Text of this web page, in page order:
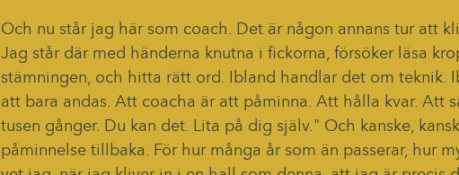
Och nu står jag här som coach. Det är någon annans tur att
Jag står där med händerna knutna i fickorna, försöker läsa
stämningen, och hitta rätt ord. Ibland handlar det om teknik.
att bara andas. Att coacha är att påminna. Att hålla kvar. Att
tusen gånger. Du kan det. Lita på dig själv." Och kanske,
påminnelse tillbaka. För hur många år som än passerar, hur